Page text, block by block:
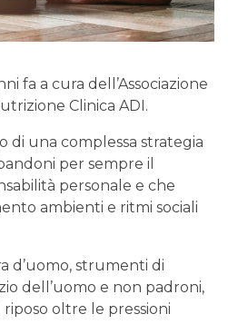
fa a cura dell’Associazione
Clinica ADI.
di una complessa strategia
per sempre il
personale e che
ambienti e ritmi sociali
d’uomo, strumenti di
dell’uomo e non padroni,
oltre le pressioni